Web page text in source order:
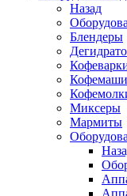
Назад
Блендеры
Миксеры
Мармиты